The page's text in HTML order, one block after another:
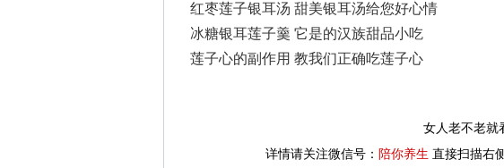
红枣莲子银耳汤 甜美银耳汤给您好心情
冰糖银耳莲子羹 它是的汉族甜品小吃
莲子心的副作用 教我们正确吃莲子心
女人老不老就
详情请关注微信号： 陪你养生 直接扫描右